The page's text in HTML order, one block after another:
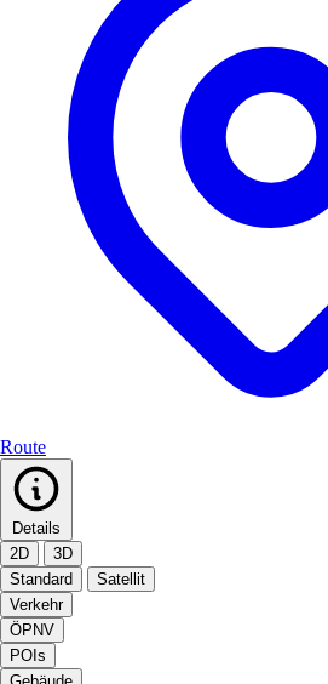
Route
Details
2D
3D
Standard
Satellit
Verkehr
ÖPNV
POIs